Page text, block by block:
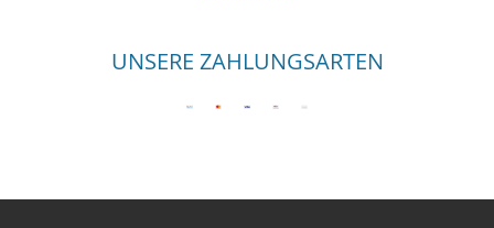
UNSERE ZAHLUNGSARTEN